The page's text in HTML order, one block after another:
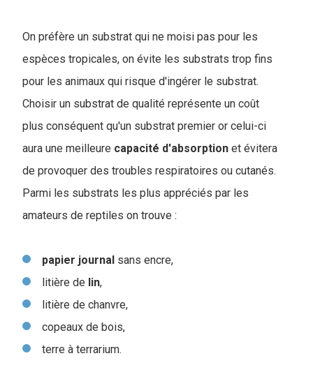
On préfère un substrat qui ne moisi pas pour les
espèces tropicales, on évite les substrats trop fins
pour les animaux qui risque d'ingérer le substrat.
Choisir un substrat de qualité représente un coût
plus conséquent qu'un substrat premier or celui-ci
aura une meilleure capacité d'absorption et évitera
de provoquer des troubles respiratoires ou cutanés.
Parmi les substrats les plus appréciés par les
amateurs de reptiles on trouve :
papier journal sans encre,
litière de lin,
litière de chanvre,
copeaux de bois,
terre à terrarium.